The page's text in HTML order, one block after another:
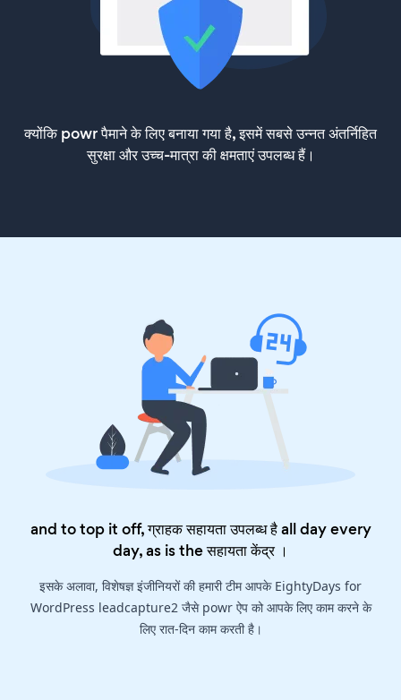
क्योंकि powr पैमाने के लिए बनाया गया है, इसमें सबसे उन्नत अंतर्निहित
सुरक्षा और उच्च-मात्रा की क्षमताएं उपलब्ध हैं।
and to top it off, ग्राहक सहायता उपलब्ध है all day every
day, as is theसहायता केंद्र।
इसके अलावा, विशेषज्ञ इंजीनियरों की हमारी टीम आपके EightyDays for
WordPress leadcapture2 जैसे powr ऐप को आपके लिए काम करने के
लिए रात-दिन काम करती है।